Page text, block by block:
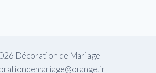
Décoration de Mariage -